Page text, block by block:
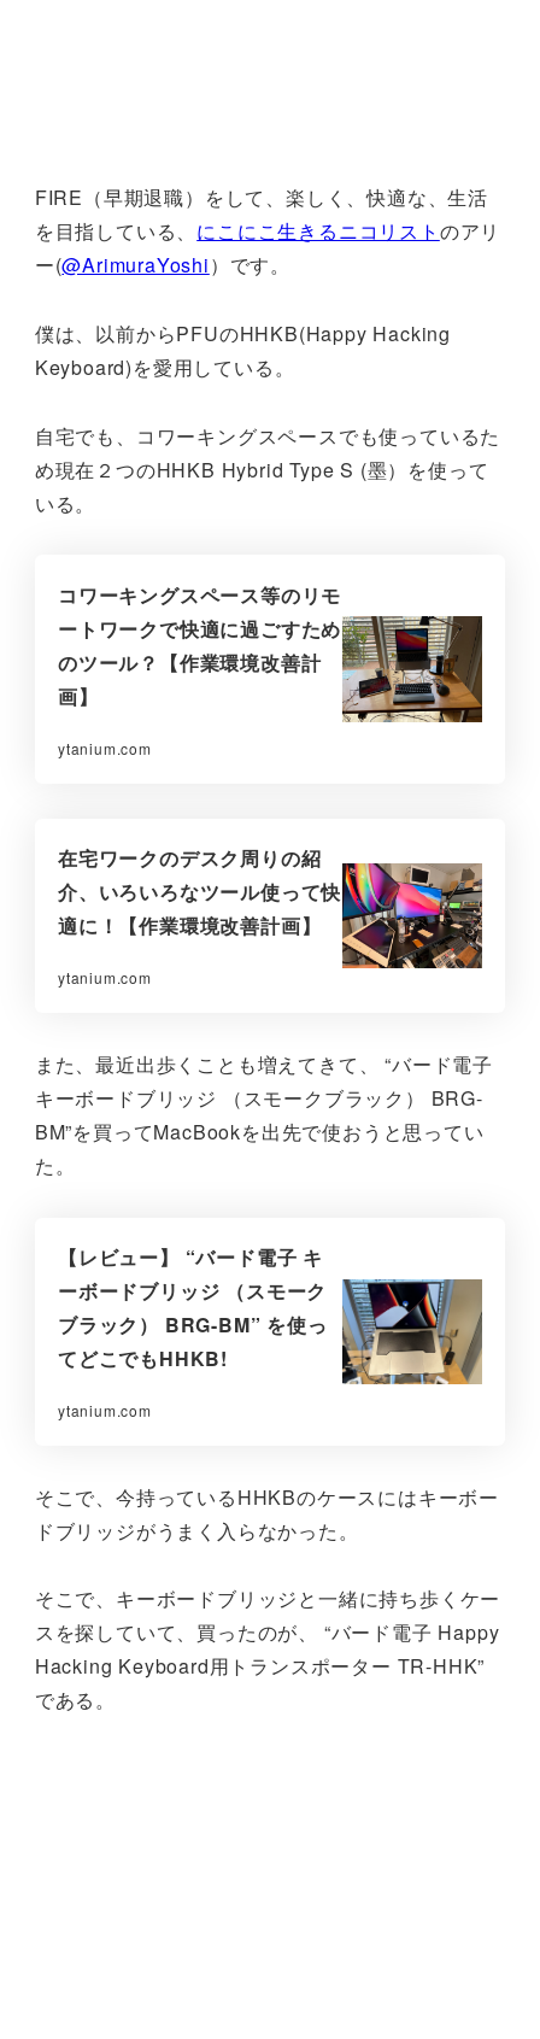
FIRE（早期退職）をして、楽しく、快適な、生活
を目指している、 にこにこ生きるニコリスト のアリ
ー(@ArimuraYoshi）です。
僕は、以前からPFUのHHKB(Happy Hacking
Keyboard)を愛用している。
自宅でも、コワーキングスペースでも使っているた
め現在２つのHHKB Hybrid Type S (墨）を使って
いる。
コワーキングスペース等のリモ
ートワークで快適に過ごすため
のツール？【作業環境改善計
画】
ytanium.com
在宅ワークのデスク周りの紹
介、いろいろなツール使って快
適に！【作業環境改善計画】
ytanium.com
また、最近出歩くことも増えてきて、 “バード電子
キーボードブリッジ （スモークブラック） BRG-
BM”を買ってMacBookを出先で使おうと思ってい
た。
【レビュー】 “バード電子 キ
ーボードブリッジ （スモーク
ブラック） BRG-BM” を使っ
てどこでもHHKB!
ytanium.com
そこで、今持っているHHKBのケースにはキーボー
ドブリッジがうまく入らなかった。
そこで、キーボードブリッジと一緒に持ち歩くケー
スを探していて、買ったのが、 “バード電子 Happy
Hacking Keyboard用トランスポーター TR-HHK”
である。